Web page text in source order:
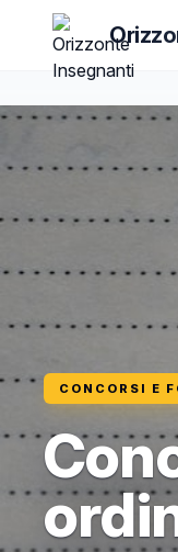
CONCORSI E